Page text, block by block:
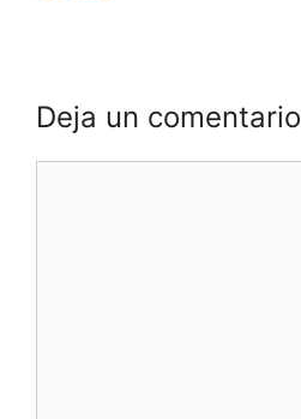
Deja un comentario